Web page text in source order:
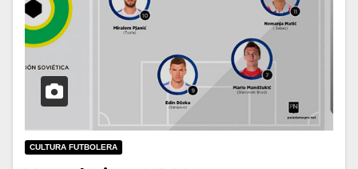
CULTURA FUTBOLERA